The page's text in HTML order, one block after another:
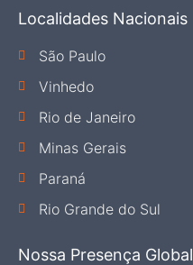
Localidades Nacionais
São Paulo
Vinhedo
Rio de Janeiro
Minas Gerais
Paraná
Rio Grande do Sul
Nossa Presença Global